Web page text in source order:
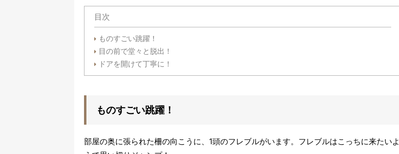
目次
ものすごい跳躍！
目の前で堂々と脱出！
ドアを開けて丁寧に！
ものすごい跳躍！
部屋の奥に張られた柵の向こうに、1頭のフレブルがいます。フレブルはこっちに来たいよ